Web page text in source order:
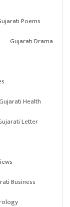
Poems
Gujarati Drama
Health
Letter
Business